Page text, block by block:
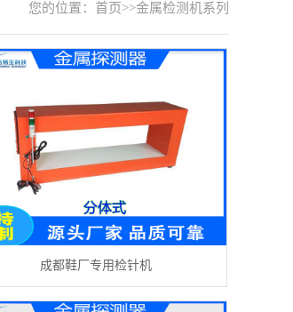
您的位置： 首页>>金属检测机系列
成都鞋厂专用检针机